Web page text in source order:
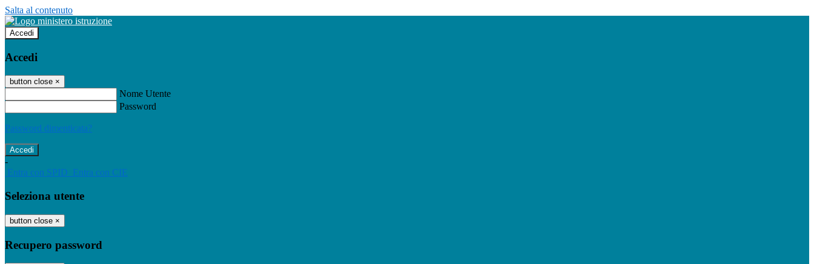
Salta al contenuto
Accedi
Accedi
button close ×
Nome Utente
Password
Password dimenticata?
-
Entra con SPID Entra con CIE
Seleziona utente
button close ×
Recupero password